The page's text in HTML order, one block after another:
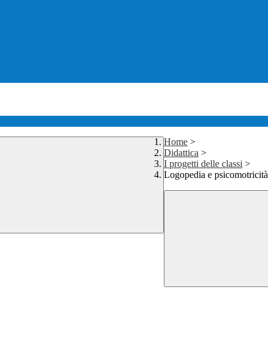
Home >
Didattica >
I progetti delle classi >
Logopedia e psicomotricità